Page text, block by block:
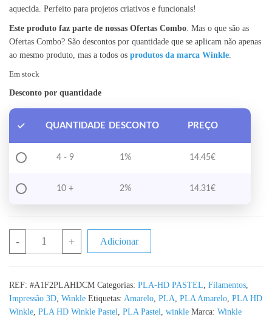
aquecida. Perfeito para projetos criativos e funcionais!
Este produto faz parte de nossas Ofertas Combo . Mas o que são as
Ofertas Combo? São descontos por quantidade que se aplicam não apenas
ao mesmo produto, mas a todos os produtos da marca Winkle
Em stock
Desconto por quantidade
QUANTIDADE DESCONTO PREÇO
4 - 9 1% 14.45€
10 + 2% 14.31 €
- + Adicionar
REF: #A1F2PLAHDCM Categorias: PLA-HD PASTEL Filamentos
Impressão 3D Winkle Etiquetas: Amarelo PLA PLA Amarelo PLA HD
Winkle PLA HD Winkle Pastel PLA Pastel winkle Marca: Winkle